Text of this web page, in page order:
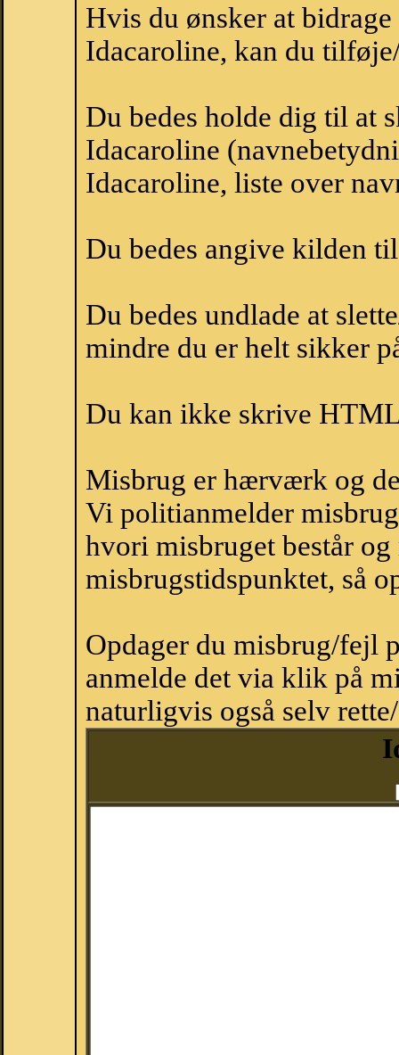
Hvis du ønsker at
Idacaroline, kan du
Du bedes holde dig til at
Idacaroline
Idacaroline, liste over
Du bedes angive kilden
Du bedes undlade at
mindre du er helt sikker
Du kan ikke skrive
Misbrug er hærværk og
Vi politianmelder
hvori misbruget består
misbrugstidspunktet, så
Opdager du misbrug/fejl
anmelde det via klik på
naturligvis også selv